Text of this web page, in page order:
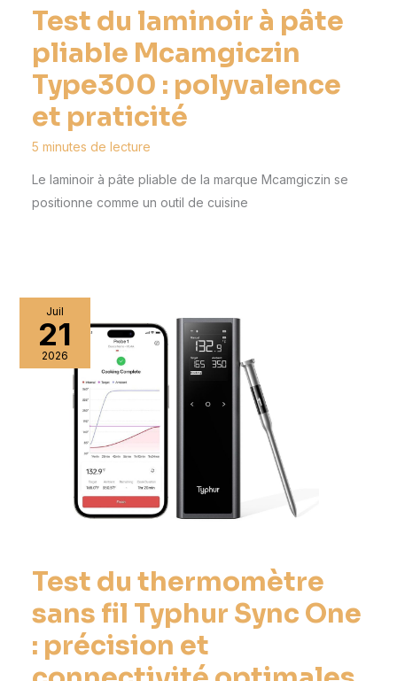
Test du laminoir à pâte
pliable Mcamgiczin
Type300 : polyvalence
et praticité
5 minutes de lecture
Le laminoir à pâte pliable de la marque Mcamgiczin se
positionne comme un outil de cuisine
Juil
21
2026
Test du thermomètre
sans fil Typhur Sync One
: précision et